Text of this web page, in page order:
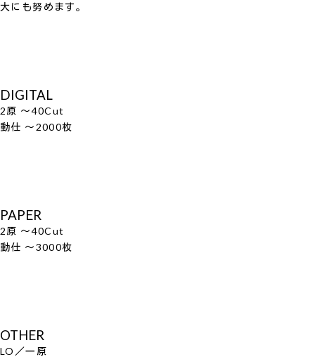
大にも努めます。
DIGITAL
2原 ～40Cut
動仕 ～2000枚
PAPER
2原 ～40Cut
動仕 ～3000枚
OTHER
LO／一原